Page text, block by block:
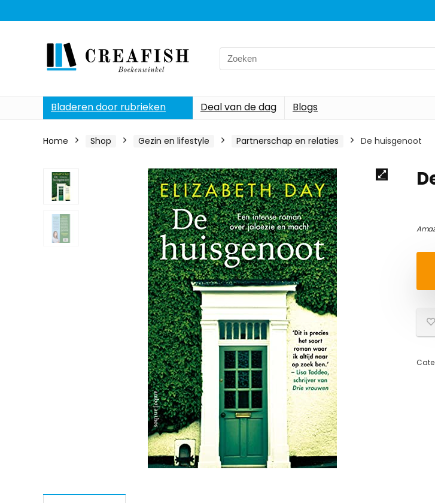
Search
for:
Bladeren door rubrieken Deal van de dag Blogs
Home Shop Gezin en lifestyle Partnerschap en relaties De huisgenoot